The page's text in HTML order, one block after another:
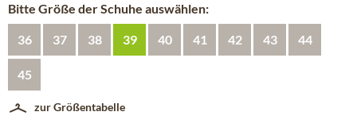
Bitte Größe der Schuhe auswählen:
36 37 38 39 40 41 42 43 44
45
zur Größentabelle